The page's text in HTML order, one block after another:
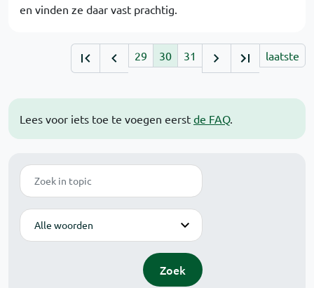
Lees voor iets toe te voegen eerst de FAQ.
Zoek
Modus
Zoek
en vinden ze daar vast prachtig.
29 30 31 laatste